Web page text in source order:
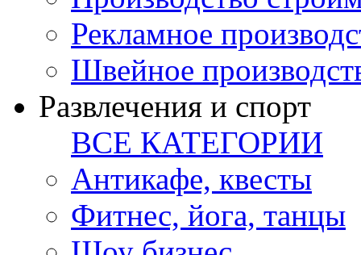
Рекламное
Швейное
Развлечения и спорт
ВСЕ КАТЕГОРИИ
Антикафе, квесты
Фитнес, йога, танцы